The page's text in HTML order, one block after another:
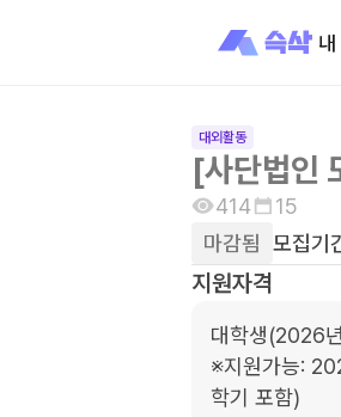
내
대외활동
[사단법인
414
15
마감됨 모집기
지원자격
대학생(2026
※지원가능:
학기 포함)